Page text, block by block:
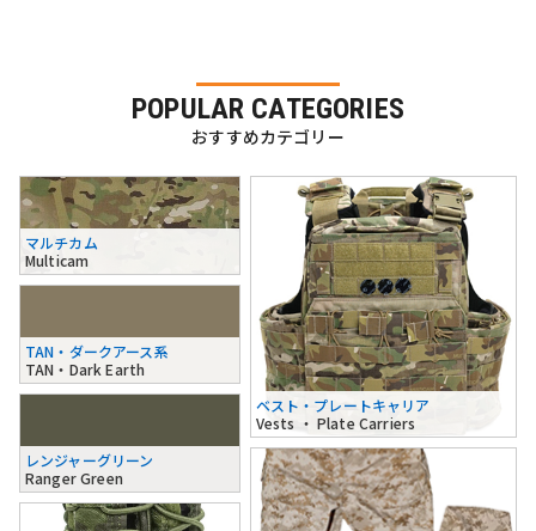
POPULAR CATEGORIES
おすすめカテゴリー
マルチカム
Multicam
TAN・ダークアース系
TAN・Dark Earth
レンジャーグリーン
Ranger Green
ベスト・プレートキャリア
Vests ・ Plate Carriers